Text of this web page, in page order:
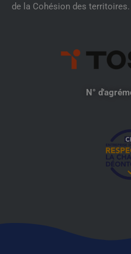
de la Cohésion des territoires.
N°